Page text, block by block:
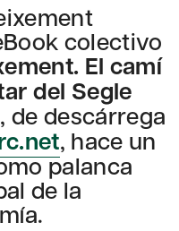
colectivo
El camí
del Segle
de descárrega
, hace un
palanca
de la